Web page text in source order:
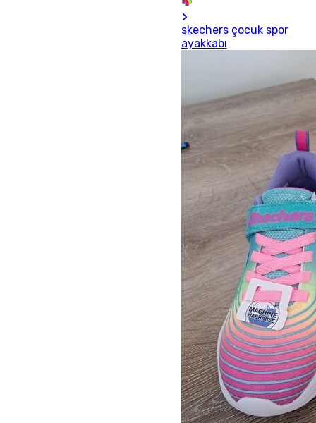
skechers çocuk spor
ayakkabı